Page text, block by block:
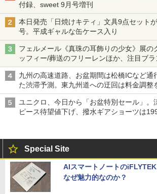
付録、sweet 9月号増刊
本日発売「日焼けキティ」文具9点セット
号。平成ギャルな缶ケース入り
フェルメール《真珠の耳飾りの少女》展の
ッフィー/葬送のフリーレンほか、注目ブ
九州の高速道路、お盆期間は松橋ICなど通
た渋滞予測。東九州道への迂回は料金調整
ユニクロ、今日から「お盆特別セール」。
ピース待望値下げ、撥水ギアショーツは
Special Site
AIスマートノートの
なぜ魅力的なのか？